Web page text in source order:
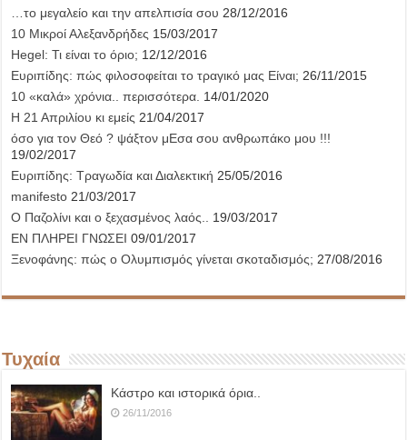
…το μεγαλείο και την απελπισία σου 28/12/2016
10 Μικροί Αλεξανδρήδες 15/03/2017
Hegel: Τι είναι το όριο; 12/12/2016
Ευριπίδης: πώς φιλοσοφείται το τραγικό μας Είναι; 26/11/2015
10 «καλά» χρόνια.. περισσότερα. 14/01/2020
Η 21 Απριλίου κι εμείς 21/04/2017
όσο για τον Θεό ? ψάξτον μΕσα σου ανθρωπάκο μου !!!
19/02/2017
Ευριπίδης: Τραγωδία και Διαλεκτική 25/05/2016
manifesto 21/03/2017
Ο Παζολίνι και ο ξεχασμένος λαός..
19/03/2017
ΕΝ ΠΛΗΡΕΙ ΓΝΩΣΕΙ 09/01/2017
Ξενοφάνης: πώς ο Ολυμπισμός γίνεται σκοταδισμός; 27/08/2016
Τυχαία
Κάστρο και ιστορικά όρια..
26/11/2016